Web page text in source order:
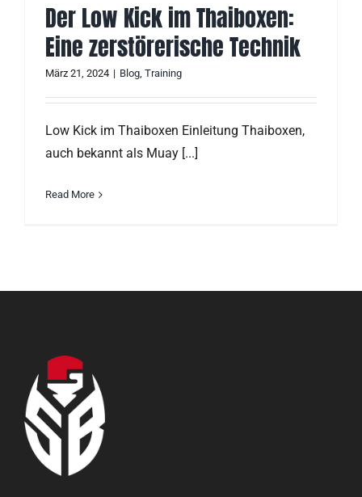
Der Low Kick im Thaiboxen:
Eine zerstörerische Technik
März 21, 2024 | Blog, Training
Low Kick im Thaiboxen Einleitung Thaiboxen,
auch bekannt als Muay [...]
Read More